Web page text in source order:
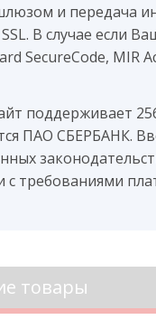
и передача
В случае если
SecureCode, MIR
поддерживает
ПАО СБЕРБАНК.
с требованиями
товары